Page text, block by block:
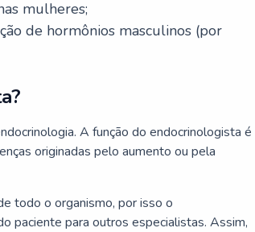
mulheres;
de hormônios masculinos (por
A função do endocrinologista é
originadas pelo aumento ou pela
todo o organismo, por isso o
paciente para outros especialistas. Assim,